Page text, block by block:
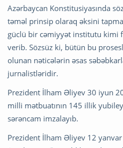
Azərbaycan Konstitusiyasında
təməl prinsip olaraq əksini
güclü bir cəmiyyət institutu kimi
verib. Sözsüz ki, bütün bu
olunan nəticələrin əsas
jurnalistləridir.
Prezident İlham Əliyev 30 iyun
milli mətbuatının 145 illik
sərəncam imzalayıb.
Prezident İlham Əliyev 12